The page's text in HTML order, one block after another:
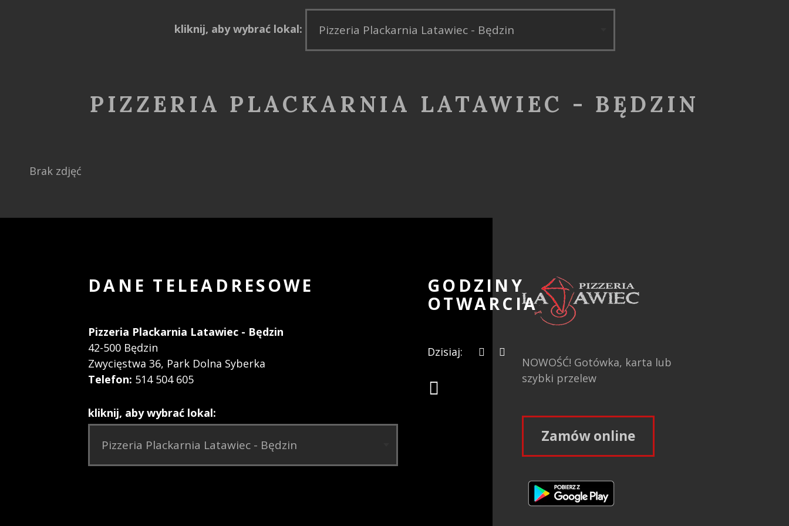
kliknij, aby wybrać lokal:
PIZZERIA PLACKARNIA LATAWIEC - BĘDZIN
Brak zdjęć
DANE TELEADRESOWE
Pizzeria Plackarnia Latawiec - Będzin
42-500 Będzin
Zwycięstwa 36, Park Dolna Syberka
Telefon: 514 504 605
kliknij, aby wybrać lokal:
GODZINY
OTWARCIA
Dzisiaj:
NOWOŚĆ! Gotówka, karta lub
szybki przelew
Zamów online